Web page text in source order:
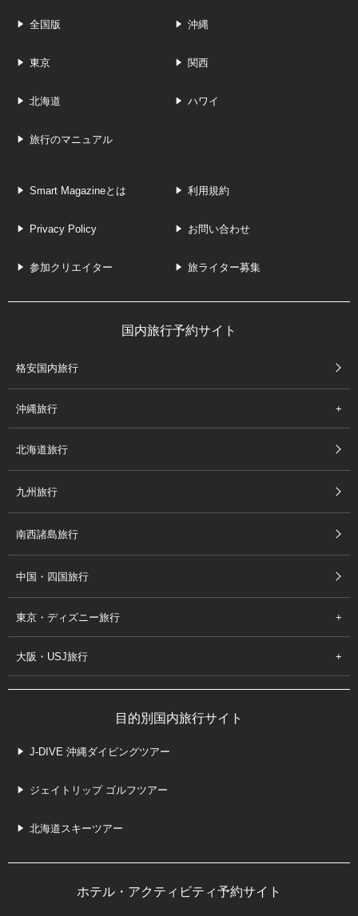
全国版 沖縄
東京 関西
北海道 ハワイ
旅行のマニュアル
Smart Magazineとは 利用規約
Privacy Policy お問い合わせ
参加クリエイター 旅ライター募集
国内旅行予約サイト
格安国内旅行
沖縄旅行
北海道旅行
九州旅行
南西諸島旅行
中国・四国旅行
東京・ディズニー旅行
大阪・USJ旅行
目的別国内旅行サイト
J-DIVE 沖縄ダイビングツアー
ジェイトリップ ゴルフツアー
北海道スキーツアー
ホテル・アクティビティ予約サイト